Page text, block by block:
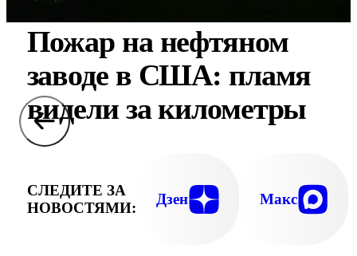
Пожар на нефтяном
заводе в США: пламя
видели за километры
СЛЕДИТЕ ЗА
НОВОСТЯМИ:
Дзен Макс